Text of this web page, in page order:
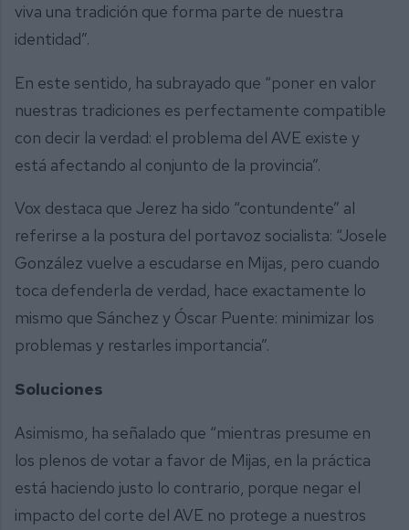
viva una tradición que forma parte de nuestra
identidad”.
En este sentido, ha subrayado que “poner en valor
nuestras tradiciones es perfectamente compatible
con decir la verdad: el problema del AVE existe y
está afectando al conjunto de la provincia”.
Vox destaca que Jerez ha sido “contundente” al
referirse a la postura del portavoz socialista: “Josele
González vuelve a escudarse en Mijas, pero cuando
toca defenderla de verdad, hace exactamente lo
mismo que Sánchez y Óscar Puente: minimizar los
problemas y restarles importancia”.
Soluciones
Asimismo, ha señalado que “mientras presume en
los plenos de votar a favor de Mijas, en la práctica
está haciendo justo lo contrario, porque negar el
impacto del corte del AVE no protege a nuestros